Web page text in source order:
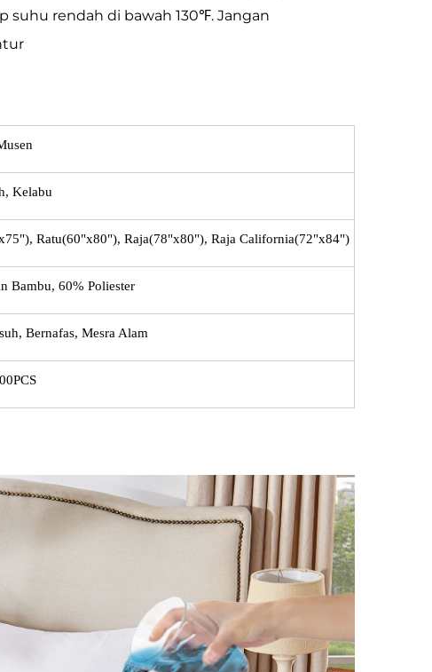
rendah di bawah 130℉. Jangan
Kelabu
Ratu(60"x80"), Raja(78"x80"), Raja California(72"x84")
Bambu, 60% Poliester
Bernafas, Mesra Alam